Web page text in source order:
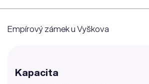
Empírový zámek u Vyškova
Kapacita